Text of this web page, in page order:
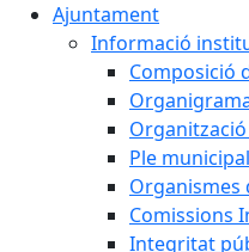
Ajuntament
Informació
Composició
Ple municipal
Organismes
Comissions
Integritat